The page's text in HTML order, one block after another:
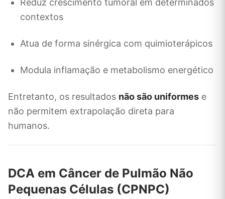
Reduz crescimento tumoral em determinados
contextos
Atua de forma sinérgica com quimioterápicos
Modula inflamação e metabolismo energético
Entretanto, os resultados não são uniformes e
não permitem extrapolação direta para
humanos.
DCA em Câncer de Pulmão Não
Pequenas Células (CPNPC)